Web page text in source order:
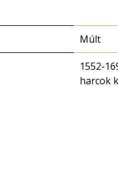
Múlt
1552-
harcok